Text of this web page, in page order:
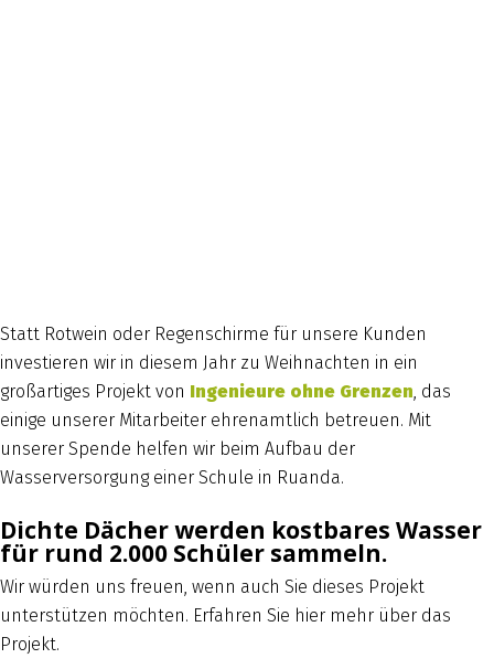
Statt Rotwein oder Regenschirme für unsere Kunden
investieren wir in diesem Jahr zu Weihnachten in ein
großartiges Projekt von Ingenieure ohne Grenzen, das
einige unserer Mitarbeiter ehrenamtlich betreuen. Mit
unserer Spende helfen wir beim Aufbau der
Wasserversorgung einer Schule in Ruanda.
Dichte Dächer werden kostbares Wasser
für rund 2.000 Schüler sammeln.
Wir würden uns freuen, wenn auch Sie dieses Projekt
unterstützen möchten. Erfahren Sie hier mehr über das
Projekt.